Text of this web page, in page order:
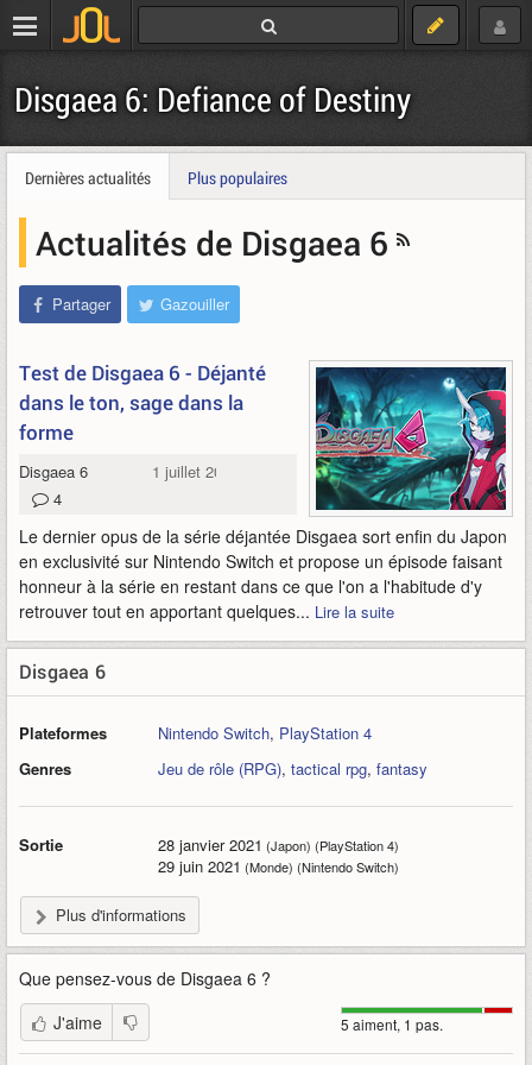
Disgaea 6: Defiance of Destiny
Dernières actualités Plus populaires
Actualités de Disgaea 6
Partager Gazouiller
Test de Disgaea 6 - Déjanté
dans le ton, sage dans la
forme
Disgaea 6
1 juillet 2021
4
Le dernier opus de la série déjantée Disgaea sort enfin du Japon
en exclusivité sur Nintendo Switch et propose un épisode faisant
honneur à la série en restant dans ce que l'on a l'habitude d'y
retrouver tout en apportant quelques... Lire la suite
Disgaea 6
Plateformes Nintendo Switch, PlayStation 4
Genres
Jeu de rôle (RPG), tactical rpg, fantasy
Sortie 28 janvier 2021 (Japon) (PlayStation 4)
29 juin 2021 (Monde) (Nintendo Switch)
Plus d'informations
Que pensez-vous de Disgaea 6 ?
5 aiment, 1 pas.
J'aime